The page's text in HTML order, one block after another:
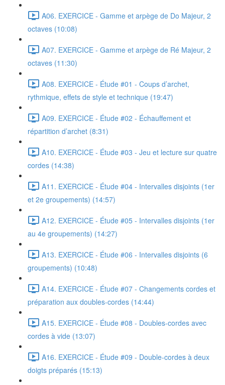
A06. EXERCICE - Gamme et arpège de Do Majeur, 2
octaves (10:08)
A07. EXERCICE - Gamme et arpège de Ré Majeur, 2
octaves (11:30)
A08. EXERCICE - Étude #01 - Coups d’archet,
rythmique, effets de style et technique (19:47)
A09. EXERCICE - Étude #02 - Échauffement et
répartition d’archet (8:31)
A10. EXERCICE - Étude #03 - Jeu et lecture sur quatre
cordes (14:38)
A11. EXERCICE - Étude #04 - Intervalles disjoints (1er
et 2e groupements) (14:57)
A12. EXERCICE - Étude #05 - Intervalles disjoints (1er
au 4e groupements) (14:27)
A13. EXERCICE - Étude #06 - Intervalles disjoints (6
groupements) (10:48)
A14. EXERCICE - Étude #07 - Changements cordes et
préparation aux doubles-cordes (14:44)
A15. EXERCICE - Étude #08 - Doubles-cordes avec
cordes à vide (13:07)
A16. EXERCICE - Étude #09 - Double-cordes à deux
doigts préparés (15:13)